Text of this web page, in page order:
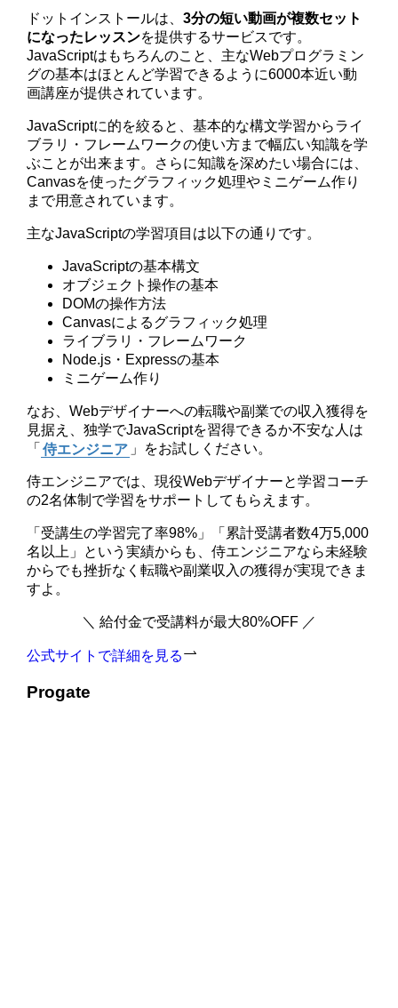
ドットインストールは、3分の短い動画が複数セット
になったレッスンを提供するサービスです。
JavaScriptはもちろんのこと、主なWebプログラミン
グの基本はほとんど学習できるように6000本近い動
画講座が提供されています。
JavaScriptに的を絞ると、基本的な構文学習からライ
ブラリ・フレームワークの使い方まで幅広い知識を学
ぶことが出来ます。さらに知識を深めたい場合には、
Canvasを使ったグラフィック処理やミニゲーム作り
まで用意されています。
主なJavaScriptの学習項目は以下の通りです。
JavaScriptの基本構文
オブジェクト操作の基本
DOMの操作方法
Canvasによるグラフィック処理
ライブラリ・フレームワーク
Node.js・Expressの基本
ミニゲーム作り
なお、Webデザイナーへの転職や副業での収入獲得を
見据え、独学でJavaScriptを習得できるか不安な人は
「 侍エンジニア 」をお試しください。
侍エンジニアでは、現役Webデザイナーと学習コーチ
の2名体制で学習をサポートしてもらえます。
「受講生の学習完了率98%」「累計受講者数4万5,000
名以上」という実績からも、侍エンジニアなら未経験
からでも挫折なく転職や副業収入の獲得が実現できま
すよ。
＼ 給付金で受講料が最大80%OFF ／
公式サイトで詳細を見る
Progate